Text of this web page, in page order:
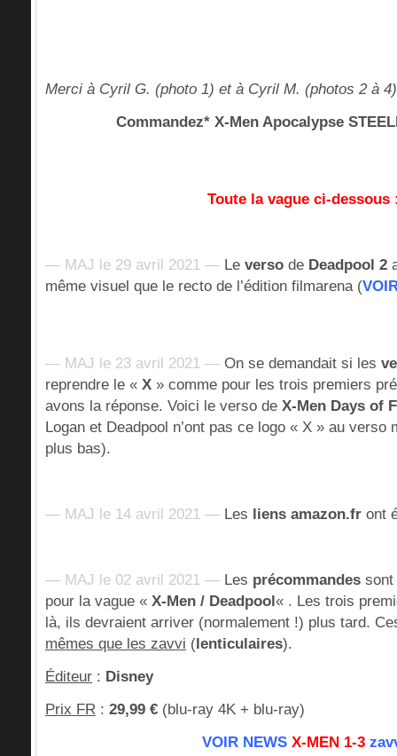
Merci à Cyril G. (photo 1) et à Cyril M. (photos 2 à
Commandez* X-Men Apocalypse
Toute la vague ci-dessous
— MAJ le 29 avril 2021 — Le verso de Deadpool 2
même visuel que le recto de l’édition filmarena (
— MAJ le 23 avril 2021 — On se demandait si les
reprendre le « X » comme pour les trois premiers
avons la réponse. Voici le verso de X-Men Days of
Logan et Deadpool n’ont pas ce logo « X » au
plus bas).
— MAJ le 14 avril 2021 — Les liens amazon.fr ont
— MAJ le 02 avril 2021 — Les précommandes
pour la vague « X-Men / Deadpool« . Les trois
là, ils devraient arriver (normalement !) plus tard.
mêmes que les zavvi (lenticulaires).
Éditeur : Disney
Prix FR : 29,99 € (blu-ray 4K + blu-ray)
VOIR NEWS X-MEN 1-3